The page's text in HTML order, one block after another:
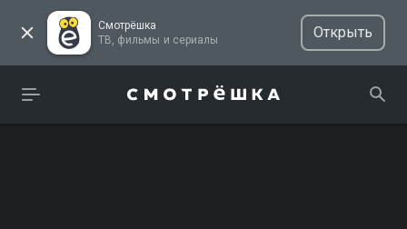
Смотрёшка
ТВ, фильмы и сериалы
Открыть